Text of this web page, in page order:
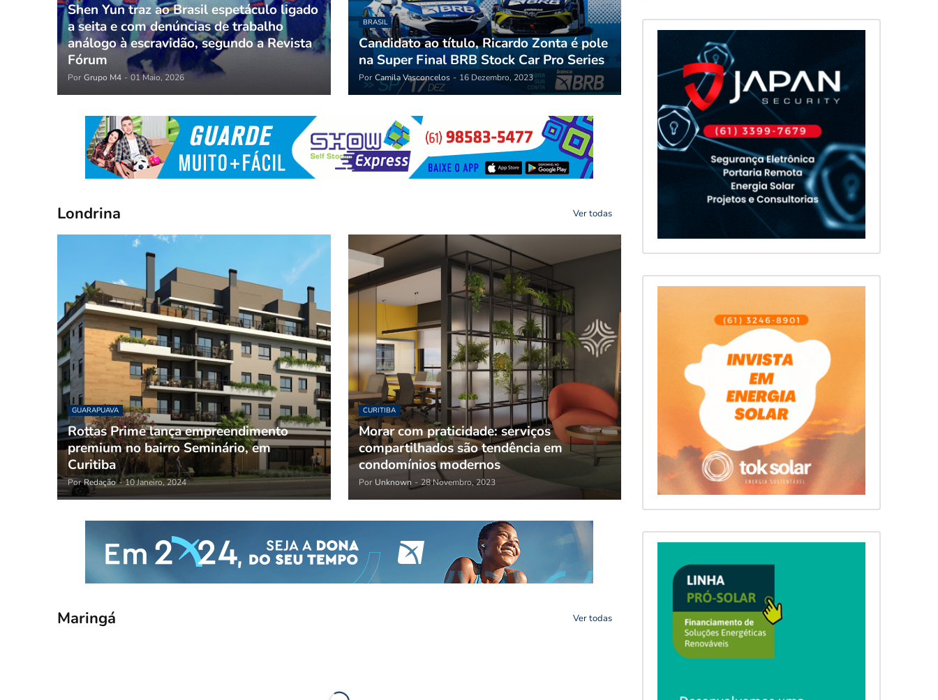
Shen Yun traz ao Brasil espetáculo ligado
a seita e com denúncias de trabalho
análogo à escravidão, segundo a Revista
Fórum
Por Grupo M4 - 01 Maio, 2026
BRASIL
Candidato ao título, Ricardo Zonta é pole
na Super Final BRB Stock Car Pro Series
Por Camila Vasconcelos - 16 Dezembro, 2023
Londrina Ver todas
GUARAPUAVA
Rottas Prime lança empreendimento
premium no bairro Seminário, em
Curitiba
Por Redação - 10 Janeiro, 2024
CURITIBA
Morar com praticidade: serviços
compartilhados são tendência em
condomínios modernos
Por Unknown - 28 Novembro, 2023
Maringá Ver todas